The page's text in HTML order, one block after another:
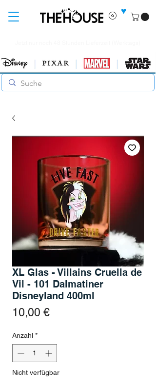
♥
XL Glas - Villains Cruella de
Vil - 101 Dalmatiner
Disneyland 400ml
10,00 €Preis
Anzahl *
Nicht verfügbar